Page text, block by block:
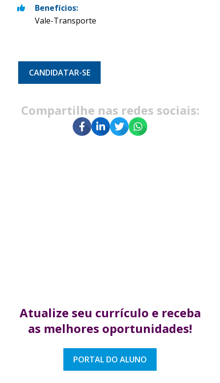
Benefícios:
Vale-Transporte
CANDIDATAR-SE
Compartilhe nas redes sociais:
Atualize seu currículo e receba
as melhores oportunidades!
PORTAL DO ALUNO